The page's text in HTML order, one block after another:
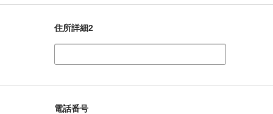
住所詳細2
電話番号